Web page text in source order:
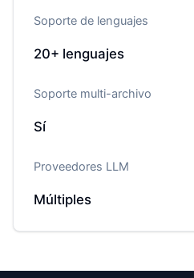
Soporte de lenguajes
20+ lenguajes
Soporte multi-archivo
Sí
Proveedores LLM
Múltiples